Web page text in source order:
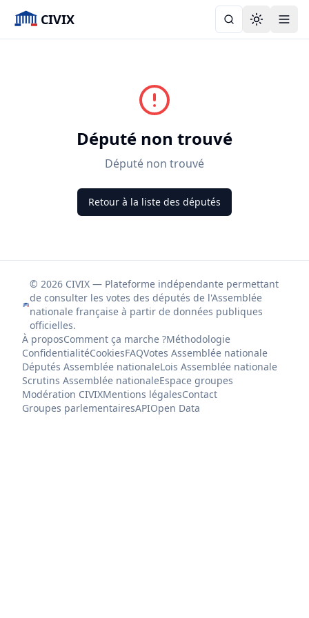
CIVIX Toggle
Député non trouvé
Député non trouvé
Retour à la liste des députés
© 2026 CIVIX — Plateforme indépendante permettant
de consulter les votes des députés de l'Assemblée
nationale française à partir de données publiques
officielles.
À proposComment ça marche ?Méthodologie
ConfidentialitéCookiesFAQVotes Assemblée nationale
Députés Assemblée nationaleLois Assemblée nationale
Scrutins Assemblée nationaleEspace groupes
Modération CIVIXMentions légalesContact
Groupes parlementairesAPIOpen Data